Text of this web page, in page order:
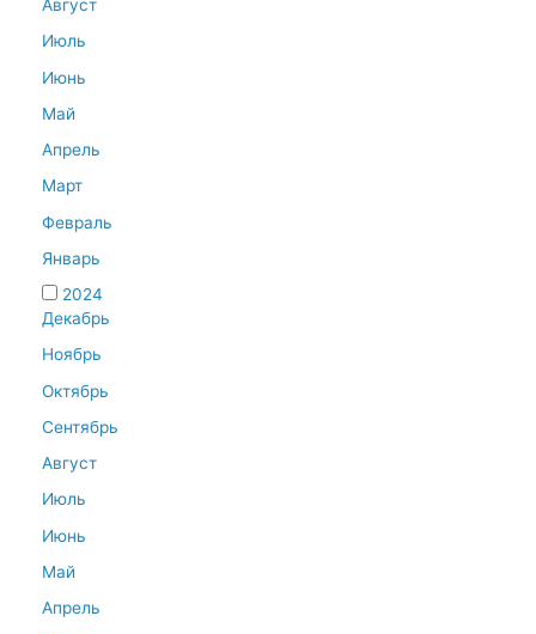
Август
Июль
Июнь
Май
Апрель
Март
Февраль
Январь
2024
Декабрь
Ноябрь
Октябрь
Сентябрь
Август
Июль
Июнь
Май
Апрель